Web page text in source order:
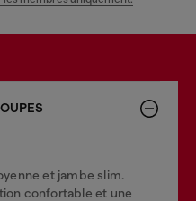
et jambe slim.
confortable et une